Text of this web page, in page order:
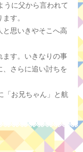
うに父から言われて
す。
思いきやそこへ高
ます。いきなりの事
さらに追い討ちを
「お兄ちゃん」と航